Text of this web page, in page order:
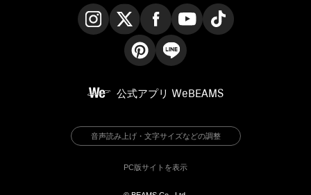
公式アプリ WeBEAMS
音声読み上げ・文字サイズなどの調整
PC版サイトを表示